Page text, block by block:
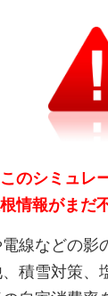
このシミュレ
情報がまだ
線などの影
積雪対策、